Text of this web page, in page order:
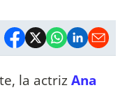
la actrizAna